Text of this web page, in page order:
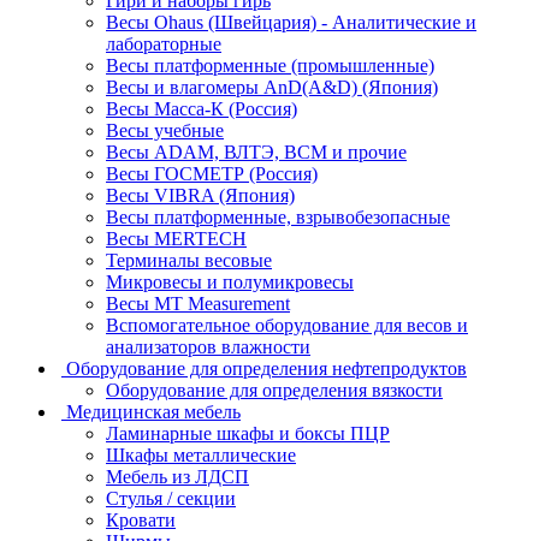
Весы Ohaus (Швейцария) - Аналитические и
лабораторные
Весы платформенные (промышленные)
Весы и влагомеры AnD(A&D) (Япония)
Весы Масса-К (Россия)
Весы учебные
Весы ADAM, ВЛТЭ, BCM и прочие
Весы ГОСМЕТР (Россия)
Весы VIBRA (Япония)
Весы платформенные, взрывобезопасные
Весы MERTECH
Терминалы весовые
Микровесы и полумикровесы
Весы MT Measurement
Вспомогательное оборудование для весов и
анализаторов влажности
Оборудование для определения нефтепродуктов
Оборудование для определения вязкости
Медицинская мебель
Ламинарные шкафы и боксы ПЦР
Шкафы металлические
Мебель из ЛДСП
Стулья / секции
Кровати